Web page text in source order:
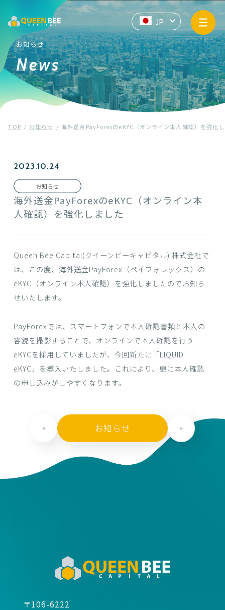
サービス情報
API提供
企業情報
お知らせ
プライバシーポリシー
Contact us
JP
EN
ZH
お知らせ
News
TOP お知らせ 海外送金PayForexのeKYC（オンライン本人確認）を強化
2023.10.24
お知らせ
海外送金PayForexのeKYC（オンライン本
人確認）を強化しました
Queen Bee Capital(クイーンビーキャピタル) 株式会社で
は、この度、海外送金PayForex（ペイフォレックス）の
eKYC（オンライン本人確認）を強化しましたのでお知ら
せいたします。
PayForexでは、スマートフォンで本人確認書類と本人の
容貌を撮影することで、オンラインで本人確認を行う
eKYCを採用していましたが、今回新たに「LIQUID
eKYC」を導入いたしました。これにより、更に本人確認
の申し込みがしやすくなります。
お知らせ
〒106-6222